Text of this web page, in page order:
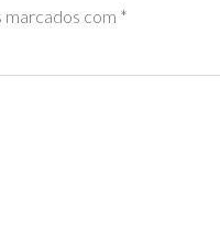
marcados com *